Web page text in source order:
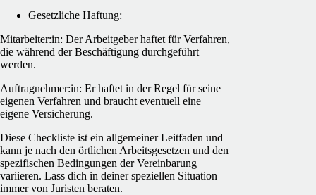
Gesetzliche Haftung:
Mitarbeiter:in: Der Arbeitgeber haftet für Verfahren,
die während der Beschäftigung durchgeführt
werden.
Auftragnehmer:in: Er haftet in der Regel für seine
eigenen Verfahren und braucht eventuell eine
eigene Versicherung.
Diese Checkliste ist ein allgemeiner Leitfaden und
kann je nach den örtlichen Arbeitsgesetzen und den
spezifischen Bedingungen der Vereinbarung
variieren. Lass dich in deiner speziellen Situation
immer von Juristen beraten.